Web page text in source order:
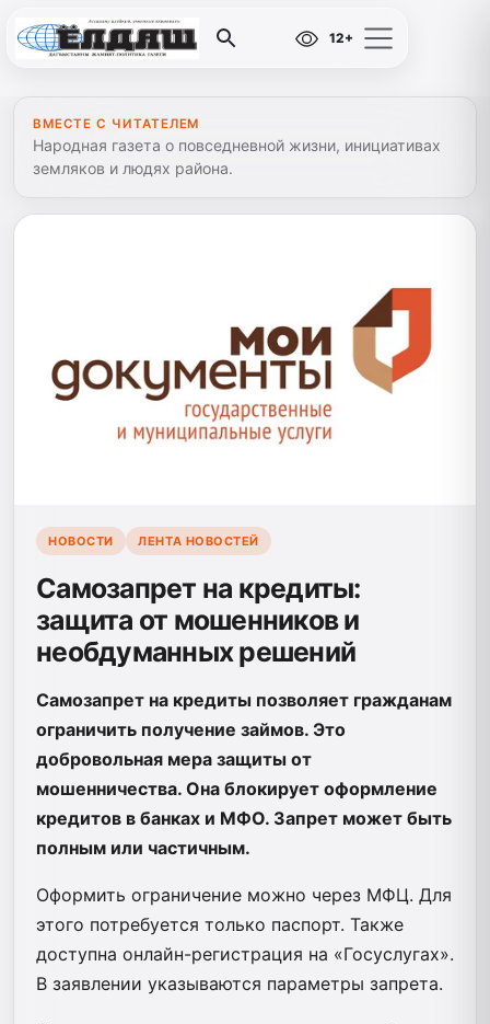
12+
ВМЕСТЕ С ЧИТАТЕЛЕМ
Народная газета о повседневной жизни, инициативах
земляков и людях района.
НОВОСТИ ЛЕНТА НОВОСТЕЙ
Самозапрет на кредиты:
защита от мошенников и
необдуманных решений
Самозапрет на кредиты позволяет гражданам
ограничить получение займов. Это
добровольная мера защиты от
мошенничества. Она блокирует оформление
кредитов в банках и МФО. Запрет может быть
полным или частичным.
Оформить ограничение можно через МФЦ. Для
этого потребуется только паспорт. Также
доступна онлайн-регистрация на «Госуслугах».
В заявлении указываются параметры запрета.